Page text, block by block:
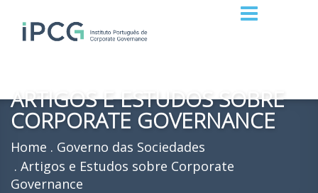
ARTIGOS E ESTUDOS SOBRE
CORPORATE GOVERNANCE
Home
Governo das Sociedades
Artigos e Estudos sobre Corporate
Governance